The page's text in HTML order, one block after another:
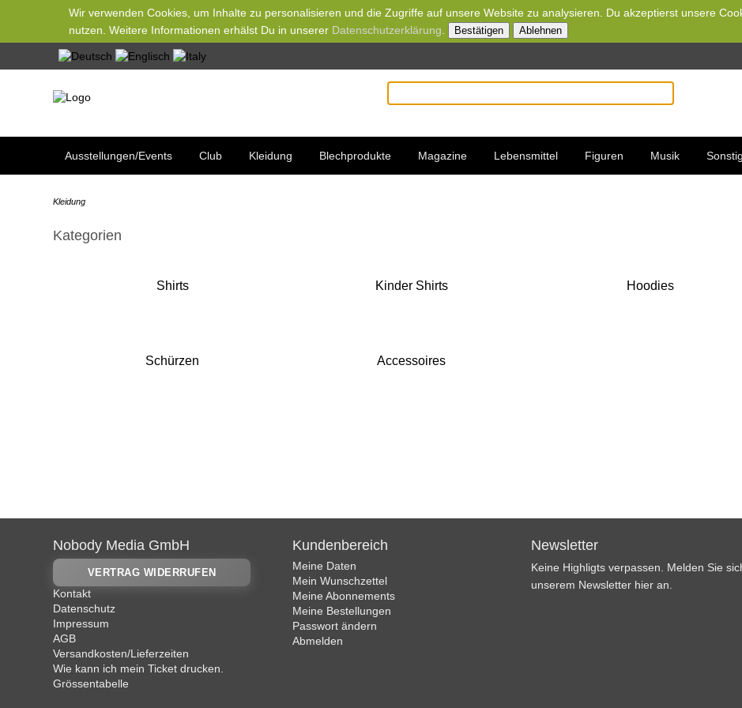
Wir verwenden Cookies, um Inhalte zu personalisieren und die Zugriffe auf unsere Website zu analysieren. Du akzeptierst unsere
nutzen. Weitere Informationen erhälst Du in unserer Datenschutzerklärung Bestätigen Ablehnen
Ausstellungen/Events Club Kleidung Blechprodukte Magazine Lebensmittel Figuren Musik
Kleidung
Kategorien
Shirts Kinder Shirts Hoodies
Schürzen Accessoires
Nobody Media GmbH
VERTRAG WIDERRUFEN
Kontakt
Datenschutz
Impressum
AGB
Versandkosten/Lieferzeiten
Wie kann ich mein Ticket drucken.
Grössentabelle
Kundenbereich
Meine Daten
Mein Wunschzettel
Meine Abonnements
Meine Bestellungen
Passwort ändern
Abmelden
Newsletter
Keine Highligts verpassen. Melden Sie
unserem Newsletter hier an.